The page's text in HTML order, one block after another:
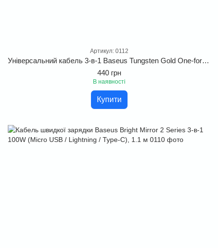
Артикул: 0112
Універсальний кабель 3-в-1 Baseus Tungsten Gold One-for-three (USB to Micro+Lightning+Type-C) 1.5m
440 грн
В наявності
Купити